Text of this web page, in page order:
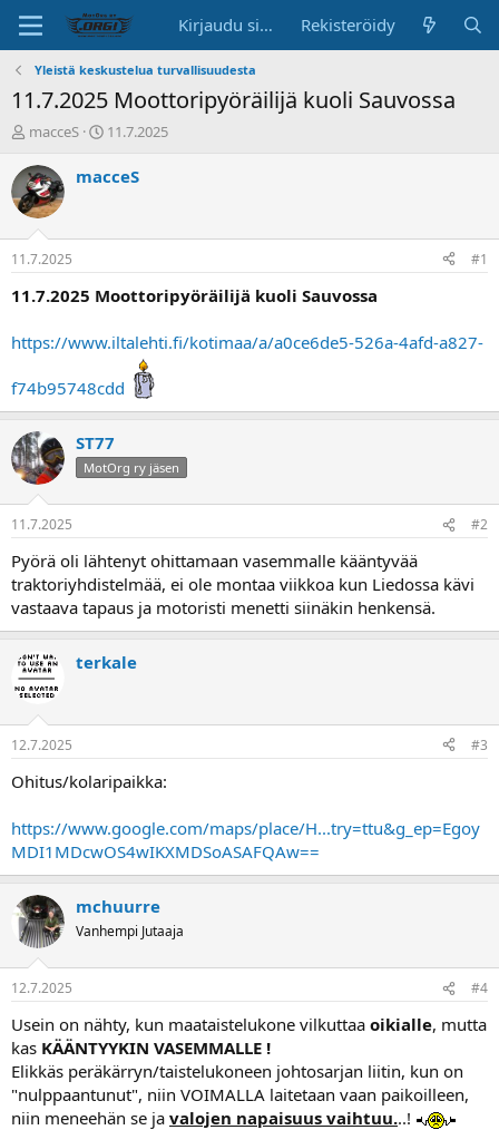
Kirjaudu sisään Rekisteröidy
Yleistä keskustelua turvallisuudesta
11.7.2025 Moottoripyöräilijä kuoli Sauvossa
K
s
k
u
s
t
e
l
a
o
i
t
t
a
a
macceS
A
o
p
ä
ä
11.7.2025
macceS
11.7.2025 #1
11.7.2025 Moottoripyöräilijä kuoli Sauvossa
https://www.iltalehti.fi/kotimaa/a/a0ce6de5-526a-4afd-a827-
f74b95748cdd
ST77
MotOrg ry jäsen
11.7.2025 #2
Pyörä oli lähtenyt ohittamaan vasemmalle kääntyvää
traktoriyhdistelmää, ei ole montaa viikkoa kun Liedossa kävi
vastaava tapaus ja motoristi menetti siinäkin henkensä.
terkale
12.7.2025 #3
Ohitus/kolaripaikka:
https://www.google.com/maps/place/H...try=ttu&g_ep=Egoy
MDI1MDcwOS4wIKXMDSoASAFQAw==
mchuurre
Vanhempi Jutaaja
12.7.2025 #4
Usein on nähty, kun maataistelukone vilkuttaa oikialle, mutta
kas KÄÄNTYYKIN VASEMMALLE !
Elikkäs peräkärryn/taistelukoneen johtosarjan liitin, kun on
"nulppaantunut", niin VOIMALLA laitetaan vaan paikoilleen,
niin meneehän se ja valojen napaisuus vaihtuu...!